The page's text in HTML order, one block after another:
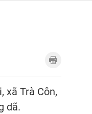
xã Trà Côn,
dã.